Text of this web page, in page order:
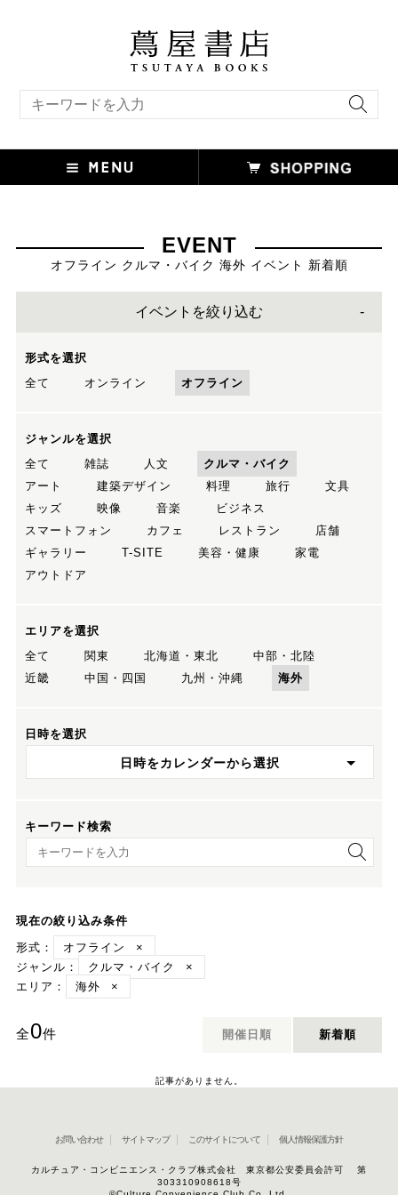
EVENT
オフライン クルマ・バイク 海外 イベント 新着順
イベントを絞り込む
形式を選択
全て
オンライン オフライン
ジャンルを選択
全て
雑誌 人文
クルマ・バイク
アート
建築デザイン 料理 旅行
文具
キッズ
映像 音楽
ビジネス
スマートフォン
カフェ レストラン
店舗
ギャラリー
T-SITE 美容・健康
家電
アウトドア
エリアを選択
全て
関東 北海道・東北
中部・北陸
近畿
中国・四国 九州・沖縄 海外
日時を選択
日時をカレンダーから選択
キーワード検索
キーワード検索
現在の絞り込み条件
形式：
オフライン
×
ジャンル：
クルマ・バイク
×
エリア：
海外 ×
全0件 開催日順 新着順
記事がありません。
お問い合わせ サイトマップ このサイトについて 個人情報保護方針
カルチュア・コンビニエンス・クラブ株式会社 東京都公安委員会許可 第
303310908618号